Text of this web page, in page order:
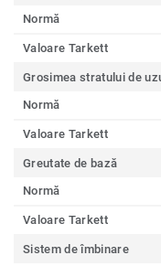
Normă
Valoare Tarkett
Grosimea stratului de
Normă
Valoare Tarkett
Greutate de bază
Normă
Valoare Tarkett
Sistem de îmbinare